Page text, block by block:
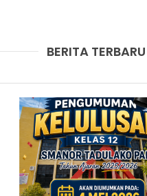
BERITA TERBARU